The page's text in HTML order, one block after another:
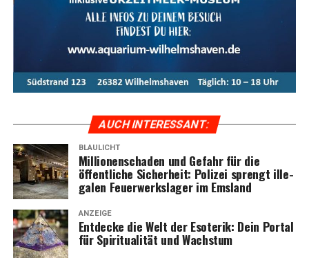
AUCH INTER­ES­SANT:
BLAULICHT
Mil­lio­nen­scha­den und Gefahr für die
öffent­li­che Sicher­heit: Poli­zei sprengt ille­
ga­len Feu­er­werks­la­ger im Emsland
ANZEIGE
Ent­de­cke die Welt der Eso­te­rik: Dein Por­tal
für Spi­ri­tua­li­tät und Wachstum